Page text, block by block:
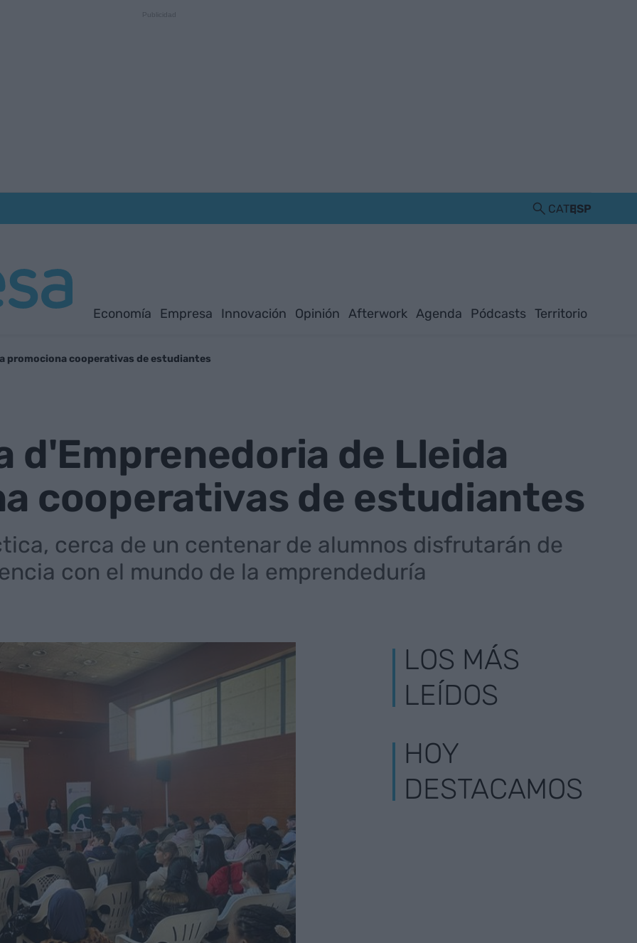
CATESP
Economía Empresa Innovación Opinión Afterwork Agenda Pódcasts Territorio
promociona cooperativas de estudiantes
d'Emprenedoria de Lleida
cooperativas de estudiantes
cerca de un centenar de alumnos disfrutarán de
con el mundo de la emprendeduría
LOS MÁS
LEÍDOS
HOY
DESTACAMOS